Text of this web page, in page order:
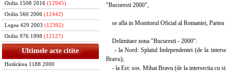
Ordin 1508 2016 (12945)
Ordin 560 2006 (12442)
Legea 429 2003 (12392)
Ordin 976 1998 (12127)
Ultimele acte citite
Hotărârea 1188 2000
"Bucuresti 2000",
se afla in Monitorul Oficial al Romaniei, Partea
Delimitare zona "Bucuresti - 2000":
- la Nord: Splaiul Independentei (de la
Bravu);
- la Est: sos. Mihai Bravu (de la intersectia cu